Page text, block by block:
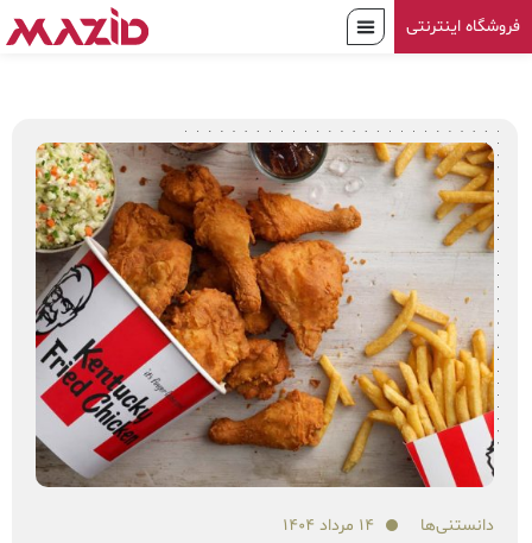
فروشگاه اینترنتی
دانستنی‌ها ۱۴ مرداد ۱۴۰۴